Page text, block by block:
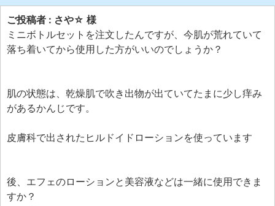
製品レビュー
スキンケア基礎講座
コスメ辞典 化粧品成分検索
ご登録情報
ご紹介(アフェリエイト)制度
エフェ研究所について
ご投稿者 : さや☆ 様
ミニボトルセットを注文したんですが、今肌が荒れていて
落ち着いてから使用した方がいいのでしょうか？
肌の状態は、乾燥肌で吹き出物が出ていてたまに少し痒み
があるかんじです。
皮膚科で出されたヒルドイドローションを使っています
後、エフェのローションと美容液などは一緒に使用できま
すか？